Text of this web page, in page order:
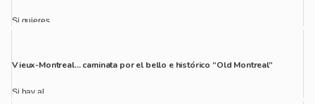
Si quieres ...
Vieux-Montreal… caminata por el bello e histórico “Old Montreal”
Si hay al...